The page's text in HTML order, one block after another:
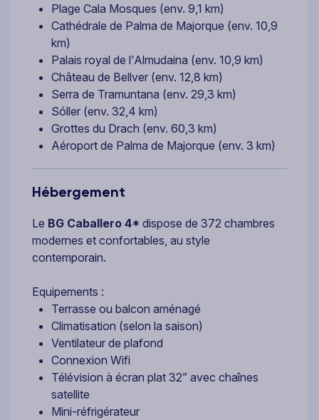
Plage Cala Mosques (env. 9,1 km)
Cathédrale de Palma de Majorque (env. 10,9
km)
Palais royal de l'Almudaina (env. 10,9 km)
Château de Bellver (env. 12,8 km)
Serra de Tramuntana (env. 29,3 km)
Sóller (env. 32,4 km)
Grottes du Drach (env. 60,3 km)
Aéroport de Palma de Majorque (env. 3 km)
Hébergement
Le BG Caballero 4* dispose de 372 chambres
modernes et confortables, au style
contemporain.
Equipements :
Terrasse ou balcon aménagé
Climatisation (selon la saison)
Ventilateur de plafond
Connexion Wifi
Télévision à écran plat 32” avec chaînes
satellite
Mini-réfrigérateur